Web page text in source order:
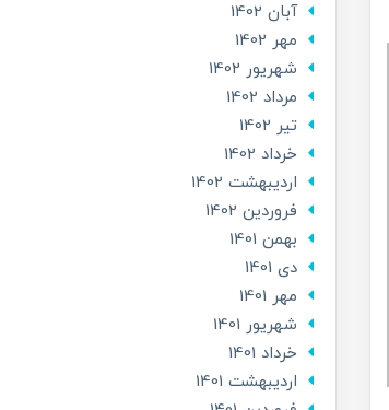
آبان 1402
مهر 1402
شهریور 1402
مرداد 1402
تير 1402
خرداد 1402
ارديبهشت 1402
فروردین 1402
بهمن 1401
دی 1401
مهر 1401
شهریور 1401
خرداد 1401
ارديبهشت 1401